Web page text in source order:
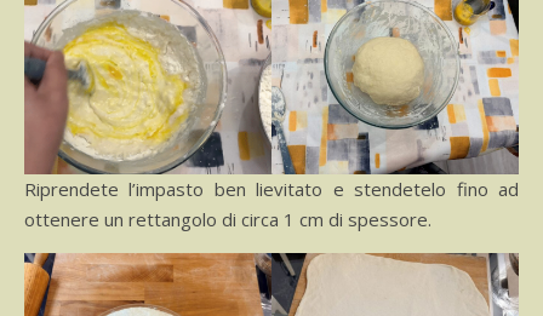
Riprendete l’impasto ben lievitato e stendetelo fino ad
ottenere un rettangolo di circa 1 cm di spessore.